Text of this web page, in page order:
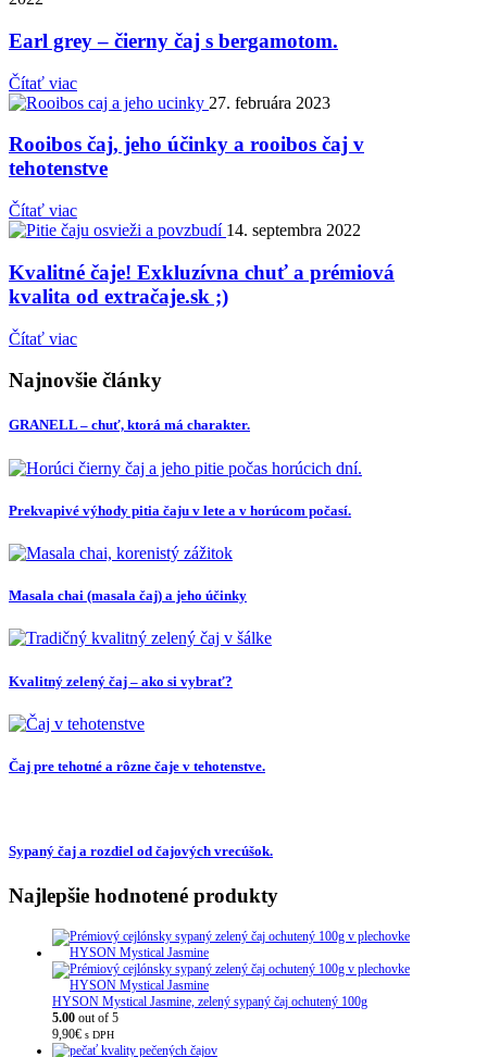
Earl grey – čierny čaj s bergamotom.
Čítať viac
27. februára 2023
Rooibos čaj, jeho účinky a rooibos čaj v
tehotenstve
Čítať viac
14. septembra 2022
Kvalitné čaje! Exkluzívna chuť a prémiová
kvalita od extračaje.sk ;)
Čítať viac
Najnovšie články
GRANELL – chuť, ktorá má charakter.
Prekvapivé výhody pitia čaju v lete a v horúcom počasí.
Masala chai (masala čaj) a jeho účinky
Kvalitný zelený čaj – ako si vybrať?
Čaj pre tehotné a rôzne čaje v tehotenstve.
Sypaný čaj a rozdiel od čajových vrecúšok.
Najlepšie hodnotené produkty
HYSON Mystical Jasmine, zelený sypaný čaj ochutený 100g
5.00 out of 5
9,90€ s DPH